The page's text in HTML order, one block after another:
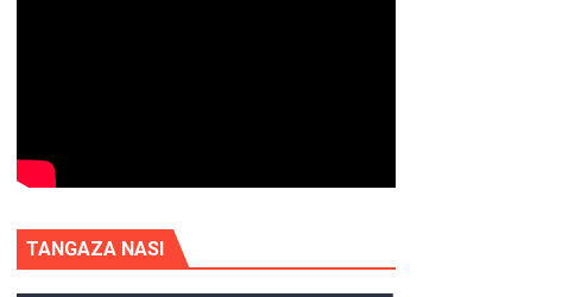
TANGAZA NASI